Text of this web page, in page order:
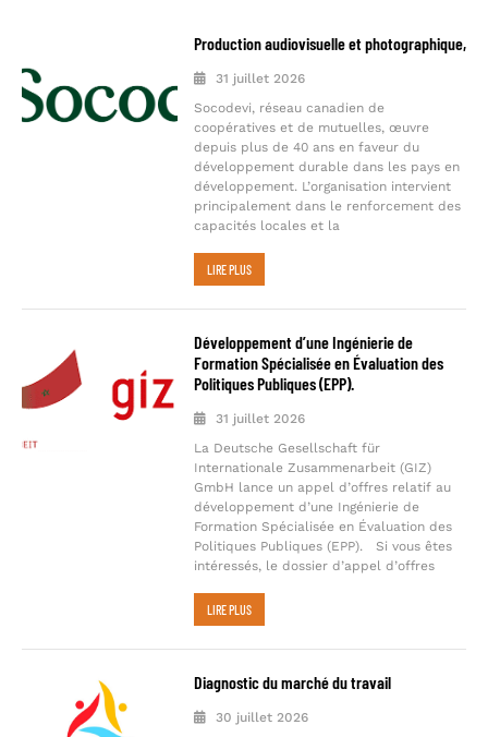
Production audiovisuelle et photographique,
31 juillet 2026
Socodevi, réseau canadien de
coopératives et de mutuelles, œuvre
depuis plus de 40 ans en faveur du
développement durable dans les pays en
développement. L’organisation intervient
principalement dans le renforcement des
capacités locales et la
LIRE PLUS
Développement d’une Ingénierie de
Formation Spécialisée en Évaluation des
Politiques Publiques (EPP).
31 juillet 2026
La Deutsche Gesellschaft für
Internationale Zusammenarbeit (GIZ)
GmbH lance un appel d’offres relatif au
développement d’une Ingénierie de
Formation Spécialisée en Évaluation des
Politiques Publiques (EPP). Si vous êtes
intéressés, le dossier d’appel d’offres
LIRE PLUS
Diagnostic du marché du travail
30 juillet 2026